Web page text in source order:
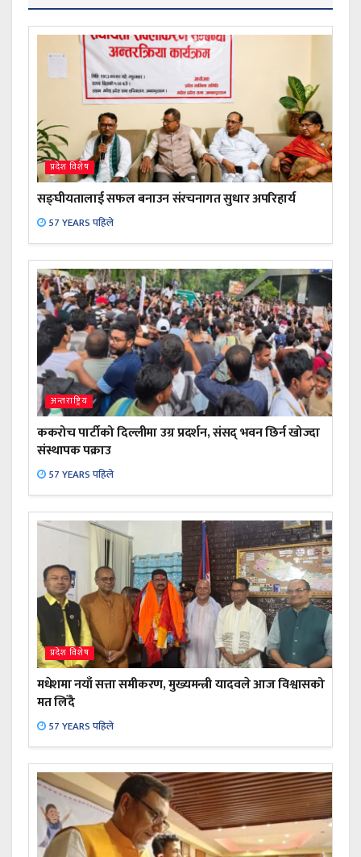
प्रदेश विशेष
सङ्घीयतालाई सफल बनाउन संरचनागत सुधार अपरिहार्य
57 YEARS पहिले
अन्तराष्ट्रिय
ककरोच पार्टीको दिल्लीमा उग्र प्रदर्शन, संसद् भवन छिर्न खोज्दा
संस्थापक पक्राउ
57 YEARS पहिले
प्रदेश विशेष
मधेशमा नयाँ सत्ता समीकरण, मुख्यमन्त्री यादवले आज विश्वासको
मत लिँदै
57 YEARS पहिले